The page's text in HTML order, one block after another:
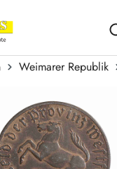
Weimarer Republik